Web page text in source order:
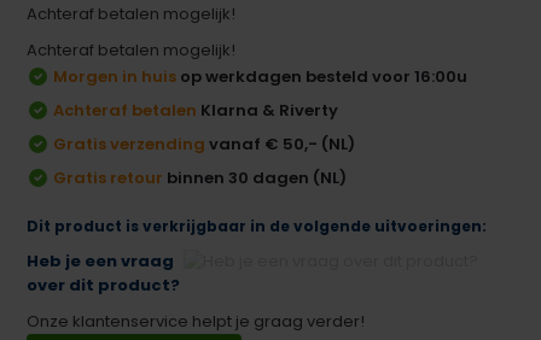
Achteraf betalen mogelijk!
Achteraf betalen mogelijk!
Morgen in huis op werkdagen besteld voor 16:00u
Achteraf betalen Klarna & Riverty
Gratis verzending vanaf € 50,- (NL)
Gratis retour binnen 30 dagen (NL)
Dit product is verkrijgbaar in de volgende uitvoeringen:
Heb je een vraag
over dit product?
Onze klantenservice helpt je graag verder!